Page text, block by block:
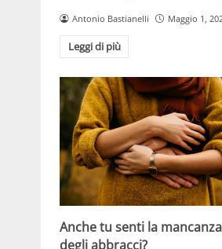
Antonio Bastianelli Maggio 1,
Leggi di più
Anche tu senti la mancanza
degli abbracci?